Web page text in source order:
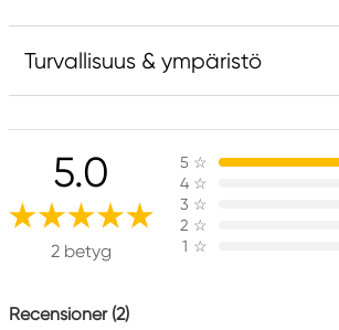
Turvallisuus & ympäristö
Vastuullinen EU
Daler-Rowney
FILA S.p.A Via XXV
Aprile 5
20016 Pero (MI) Italy
5.0
2 betyg
5 ☆
4 ☆
3 ☆
2 ☆
1 ☆
Recensioner (2)